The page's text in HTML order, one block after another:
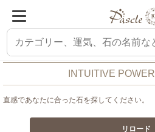
パスクル 直感から選ぶ
INTUITIVE POWER
直感であなたに合った石を探してください。